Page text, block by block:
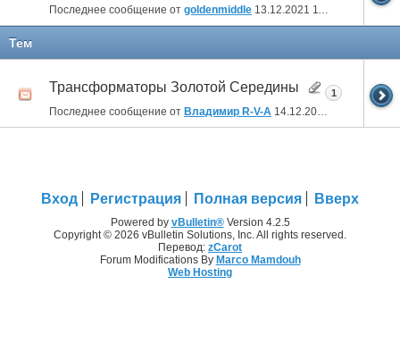
Последнее сообщение от goldenmiddle 13.12.2021 11:57
Тем
Трансформаторы Золотой Середины
Последнее сообщение от Владимир R-V-A 14.12.2021
1
Вход Регистрация Полная версия Вверх
Powered by vBulletin®Version 4.2.5
Copyright © 2026 vBulletin Solutions, Inc. All rights reserved.
Перевод: zCarot
Forum Modifications By Marco Mamdouh
Web Hosting